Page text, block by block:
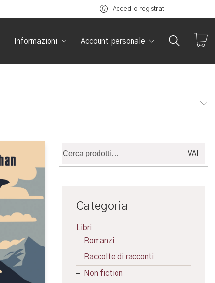
Accedi o registrati
Informazioni Account personale
VAI
Categoria
Libri
Non fiction
Raccolte di racconti
Romanzi